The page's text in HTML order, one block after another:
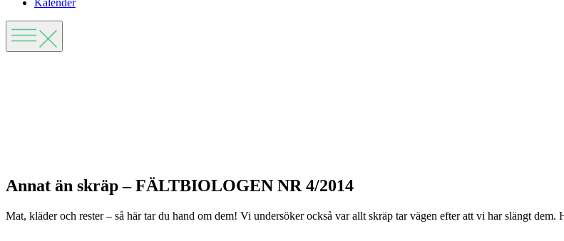
Kalender
Annat än skräp – FÄLTBIOLOGEN NR 4/2014
Mat, kläder och rester – så här tar du hand om dem! Vi undersöker också var allt skräp tar vägen efter att vi har slängt